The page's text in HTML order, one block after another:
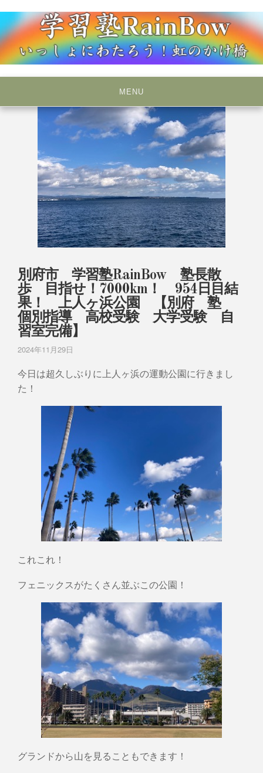
to
content
学習塾RainBow
MENU
別府市 学習塾RainBow 塾長散
歩 目指せ！7000km！ 954日目結
果！ 上人ヶ浜公園 【別府 塾
個別指導 高校受験 大学受験 自
習室完備】
2024年11月29日
今日は超久しぶりに上人ヶ浜の運動公園に行きまし
た！
これこれ！
フェニックスがたくさん並ぶこの公園！
グランドから山を見ることもできます！